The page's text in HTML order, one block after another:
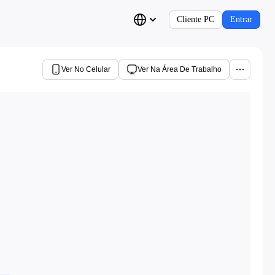
Cliente PC Entrar
Ver No Celular Ver Na Área De Trabalho